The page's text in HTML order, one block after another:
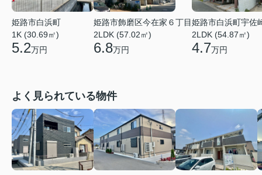
姫路市白浜町
1K (30.69㎡)
5.2万円
姫路市飾磨区今在家６丁目
2LDK (57.02㎡)
6.8万円
姫路市白浜町宇佐
2LDK (54.87㎡)
4.7万円
よく見られている物件